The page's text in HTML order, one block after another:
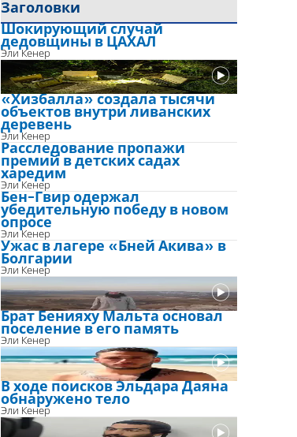
Заголовки
Шокирующий случай
дедовщины в ЦАХАЛ
Эли Кенер
«Хизбалла» создала тысячи
объектов внутри ливанских
деревень
Эли Кенер
Расследование пропажи
премий в детских садах
харедим
Эли Кенер
Бен-Гвир одержал
убедительную победу в новом
опросе
Эли Кенер
Ужас в лагере «Бней Акива» в
Болгарии
Эли Кенер
Брат Бенияху Мальта основал
поселение в его память
Эли Кенер
В ходе поисков Эльдара Даяна
обнаружено тело
Эли Кенер